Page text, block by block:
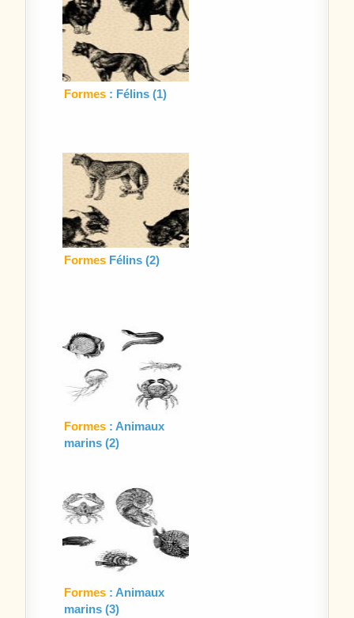
Formes : Félins (1)
Formes Félins (2)
Formes : Animaux
marins (2)
Formes : Animaux
marins (3)